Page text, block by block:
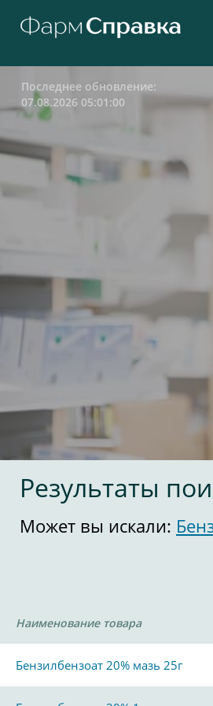
Последнее обновление:
07.08.2026 05:01:00
Результаты
Может вы искали:
Наименование товара
Бензилбензоат 20% мазь 25г